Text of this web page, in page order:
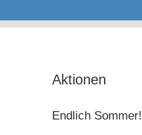
Behandlungen
Behandlungen
Team
Aktionen
Endlich Sommer!